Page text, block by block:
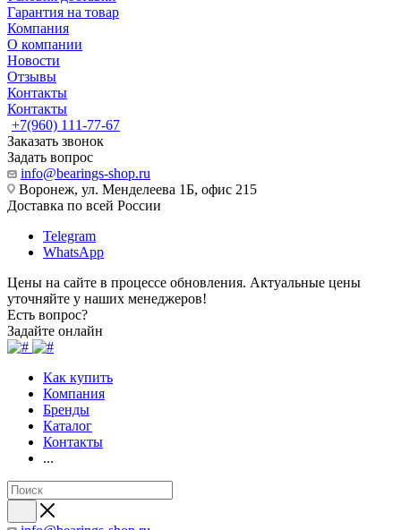
Гарантия на товар
Компания
О компании
Новости
Отзывы
Контакты
Контакты
+7(960) 111-77-67
Заказать звонок
Задать вопрос
info@bearings-shop.ru
Воронеж, ул. Менделеева 1Б, офис 215
Доставка по всей России
Telegram
WhatsApp
Цены на сайте в процессе обновления. Актуальные цены
уточняйте у наших менеджеров!
Есть вопрос?
Задайте онлайн
Как купить
Компания
Бренды
Каталог
Контакты
...